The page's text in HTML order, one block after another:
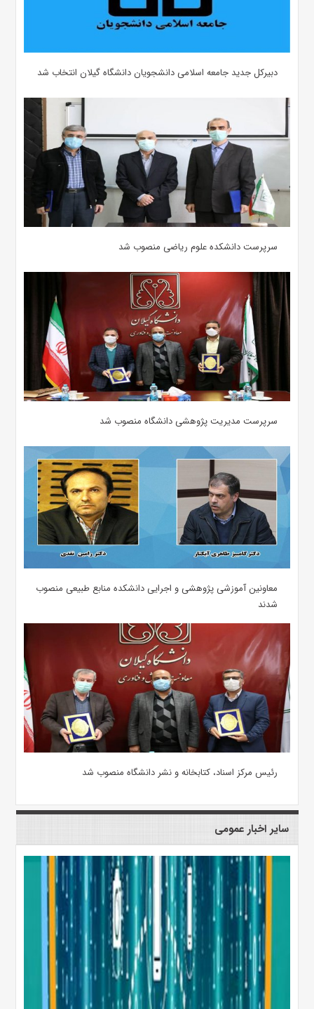
دبیرکل جدید جامعه اسلامی دانشجویان دانشگاه گیلان انتخاب شد
سرپرست دانشکده علوم ریاضی منصوب شد
سرپرست مدیریت پژوهشی دانشگاه منصوب شد
معاونین آموزشی پژوهشی و اجرایی دانشکده منابع طبیعی منصوب
شدند
رئیس مرکز اسناد، کتابخانه و نشر دانشگاه منصوب شد
سایر اخبار عمومی